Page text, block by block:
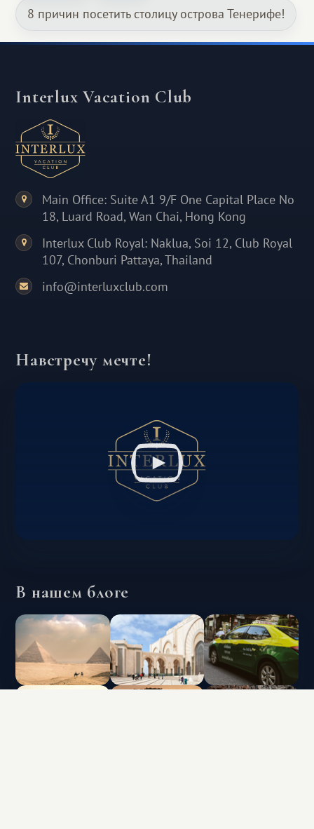
8 причин посетить столицу острова Тенерифе!
Interlux Vacation Club
Main Office: Suite A1 9/F One Capital Place No
18, Luard Road, Wan Chai, Hong Kong
Interlux Club Royal: Naklua, Soi 12, Club Royal
107, Chonburi Pattaya, Thailand
info@interluxclub.com
Навстречу мечте!
В нашем блоге